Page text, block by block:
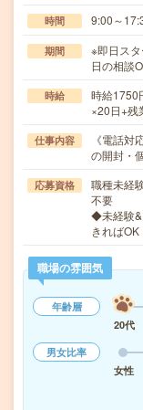
時間 9:00～
期間
※即日ス
日の相談
時給
時給1750
×20日+残
仕事内容
《電話
の開封・
応募資格
職種未経
不要
◆未経験&
きれば
職場の雰囲気
年齢層
20代
男女比率
女性